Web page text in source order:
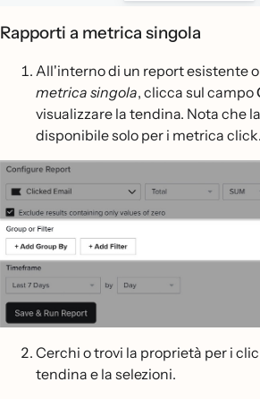
Rapporti a metrica singola
All'interno di un report esistente
metrica singola, clicca sul campo
visualizzare la tendina. Nota che
disponibile solo per i metrica click.
Cerchi o trovi la proprietà per i
tendina e la selezioni.